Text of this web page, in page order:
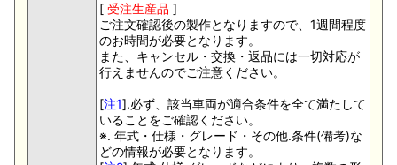
[ 受注生産品 ]
ご注文確認後の製作となりますので、1週間程度
のお時間が必要となります。
また、キャンセル・交換・返品には一切対応が
行えませんのでご注意ください。
[注1].必ず、該当車両が適合条件を全て満たして
いることをご確認ください。
※. 年式・仕様・グレード・その他.条件(備考)な
どの情報が必要となります。